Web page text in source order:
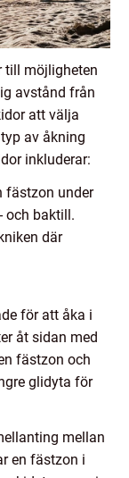
till möjligheten
avstånd från
att välja
av åkning
inkluderar:
fästzon under
och baktill.
där
för att åka i
åt sidan med
fästzon och
glidyta för
mellan
en fästzon i